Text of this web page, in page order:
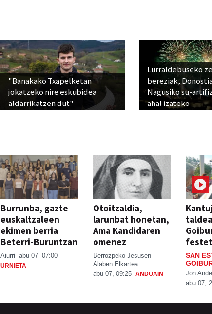
"Banakako Txapelketan
jokatzeko nire eskubidea
aldarrikatzen dut"
Lurraldebuseko
bereziak,
Nagusiko su-
ahal izateko
Burrunba, gazte
euskaltzaleen
ekimen berria
Beterri-Buruntzan
Aiurri abu 07, 07:00
URNIETA
Otoitzaldia,
larunbat honetan,
Ama Kandidaren
omenez
Berrozpeko Jesusen
Alaben Elkartea
abu 07, 09:25 ANDOAIN
SAN
Jon
abu 07,